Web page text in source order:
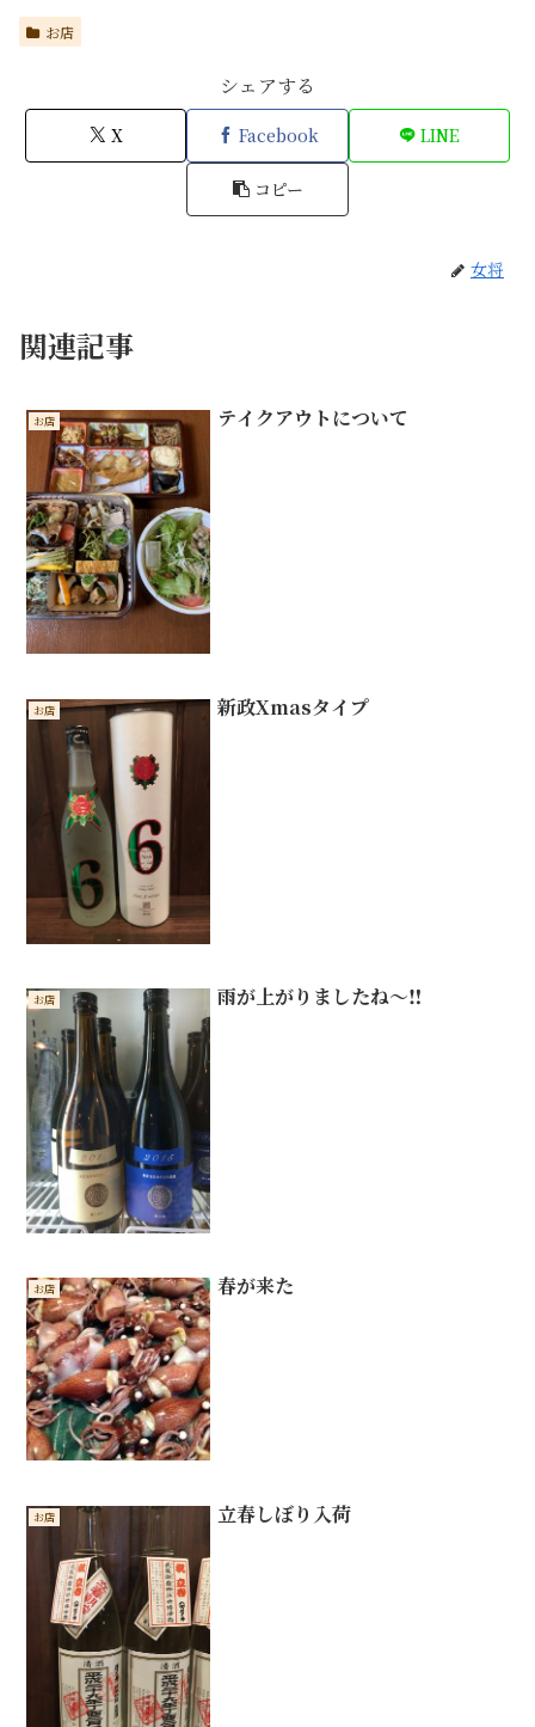
お店
シェアする
X Facebook LINE
コピー
女将
関連記事
お店 テイクアウトについて
お店 新政Xmasタイプ
お店 雨が上がりましたね〜‼️
お店 春が来た
お店 立春しぼり入荷